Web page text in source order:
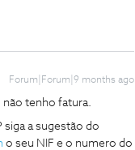
Forum|Forum|9 months ago
tenho fatura.
a sugestão do
o seu NIF e o numero do